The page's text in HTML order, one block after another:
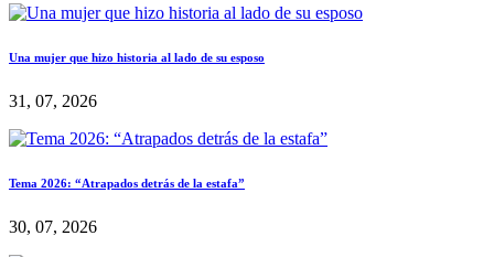
Una mujer que hizo historia al lado de su esposo
31, 07, 2026
Tema 2026: “Atrapados detrás de la estafa”
30, 07, 2026